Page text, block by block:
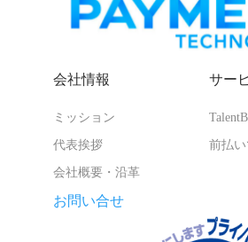
会社情報
ミッション
代表挨拶
会社概要・沿革
サー
前払
お問い合せ